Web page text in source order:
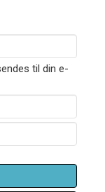
til din e-